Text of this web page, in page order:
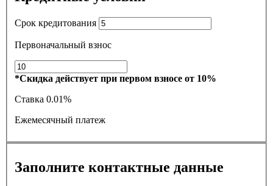
Срок кредитования
Первоначальный взнос
*Скидка действует при первом взносе от 10%
Ставка 0.01%
Ежемесячный платеж
Заполните контактные данные